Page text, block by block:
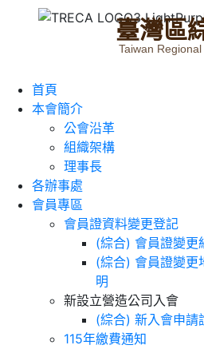
臺灣區
Taiwan
首頁
本會簡介
公會沿革
組織架構
理事長
各辦事處
會員專區
會員證資料變更登記
(綜合) 會員證變更
(綜合) 會員證變更
明
新設立營造公司入會
(綜合) 新入會申請
115年繳費通知